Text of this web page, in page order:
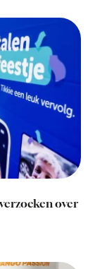
over